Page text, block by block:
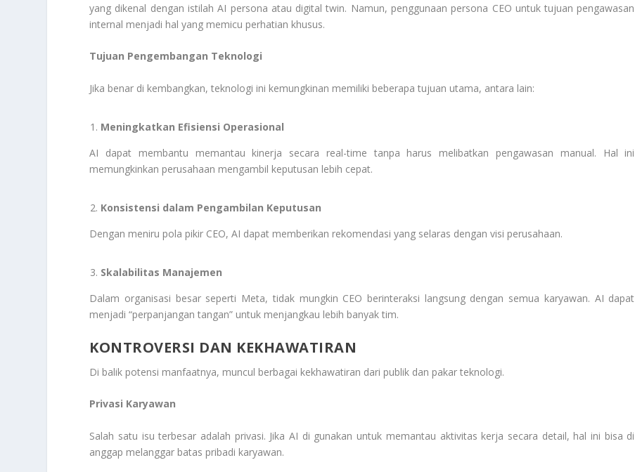
yang dikenal dengan istilah AI persona atau digital twin. Namun, penggunaan persona CEO untuk tujuan pengawasan
internal menjadi hal yang memicu perhatian khusus.
Tujuan Pengembangan Teknologi
Jika benar di kembangkan, teknologi ini kemungkinan memiliki beberapa tujuan utama, antara lain:
Meningkatkan Efisiensi Operasional
AI dapat membantu memantau kinerja secara real-time tanpa harus melibatkan pengawasan manual. Hal ini
memungkinkan perusahaan mengambil keputusan lebih cepat.
Konsistensi dalam Pengambilan Keputusan
Dengan meniru pola pikir CEO, AI dapat memberikan rekomendasi yang selaras dengan visi perusahaan.
Skalabilitas Manajemen
Dalam organisasi besar seperti Meta, tidak mungkin CEO berinteraksi langsung dengan semua karyawan. AI dapat
menjadi “perpanjangan tangan” untuk menjangkau lebih banyak tim.
KONTROVERSI DAN KEKHAWATIRAN
Di balik potensi manfaatnya, muncul berbagai kekhawatiran dari publik dan pakar teknologi.
Privasi Karyawan
Salah satu isu terbesar adalah privasi. Jika AI di gunakan untuk memantau aktivitas kerja secara detail, hal ini bisa di
anggap melanggar batas pribadi karyawan.